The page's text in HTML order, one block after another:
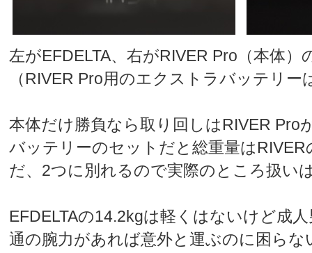
左がEFDELTA、右がRIVER Pro（本体）
（RIVER Pro用のエクストラバッテリー
本体だけ勝負なら取り回しはRIVER Pro
バッテリーのセットだと総重量は
だ、2つに別れるので実際のところ扱い
EFDELTAの14.2kgは軽くはないけど成
通の腕力があれば意外と運ぶのに困ら